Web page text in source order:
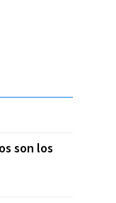
son los